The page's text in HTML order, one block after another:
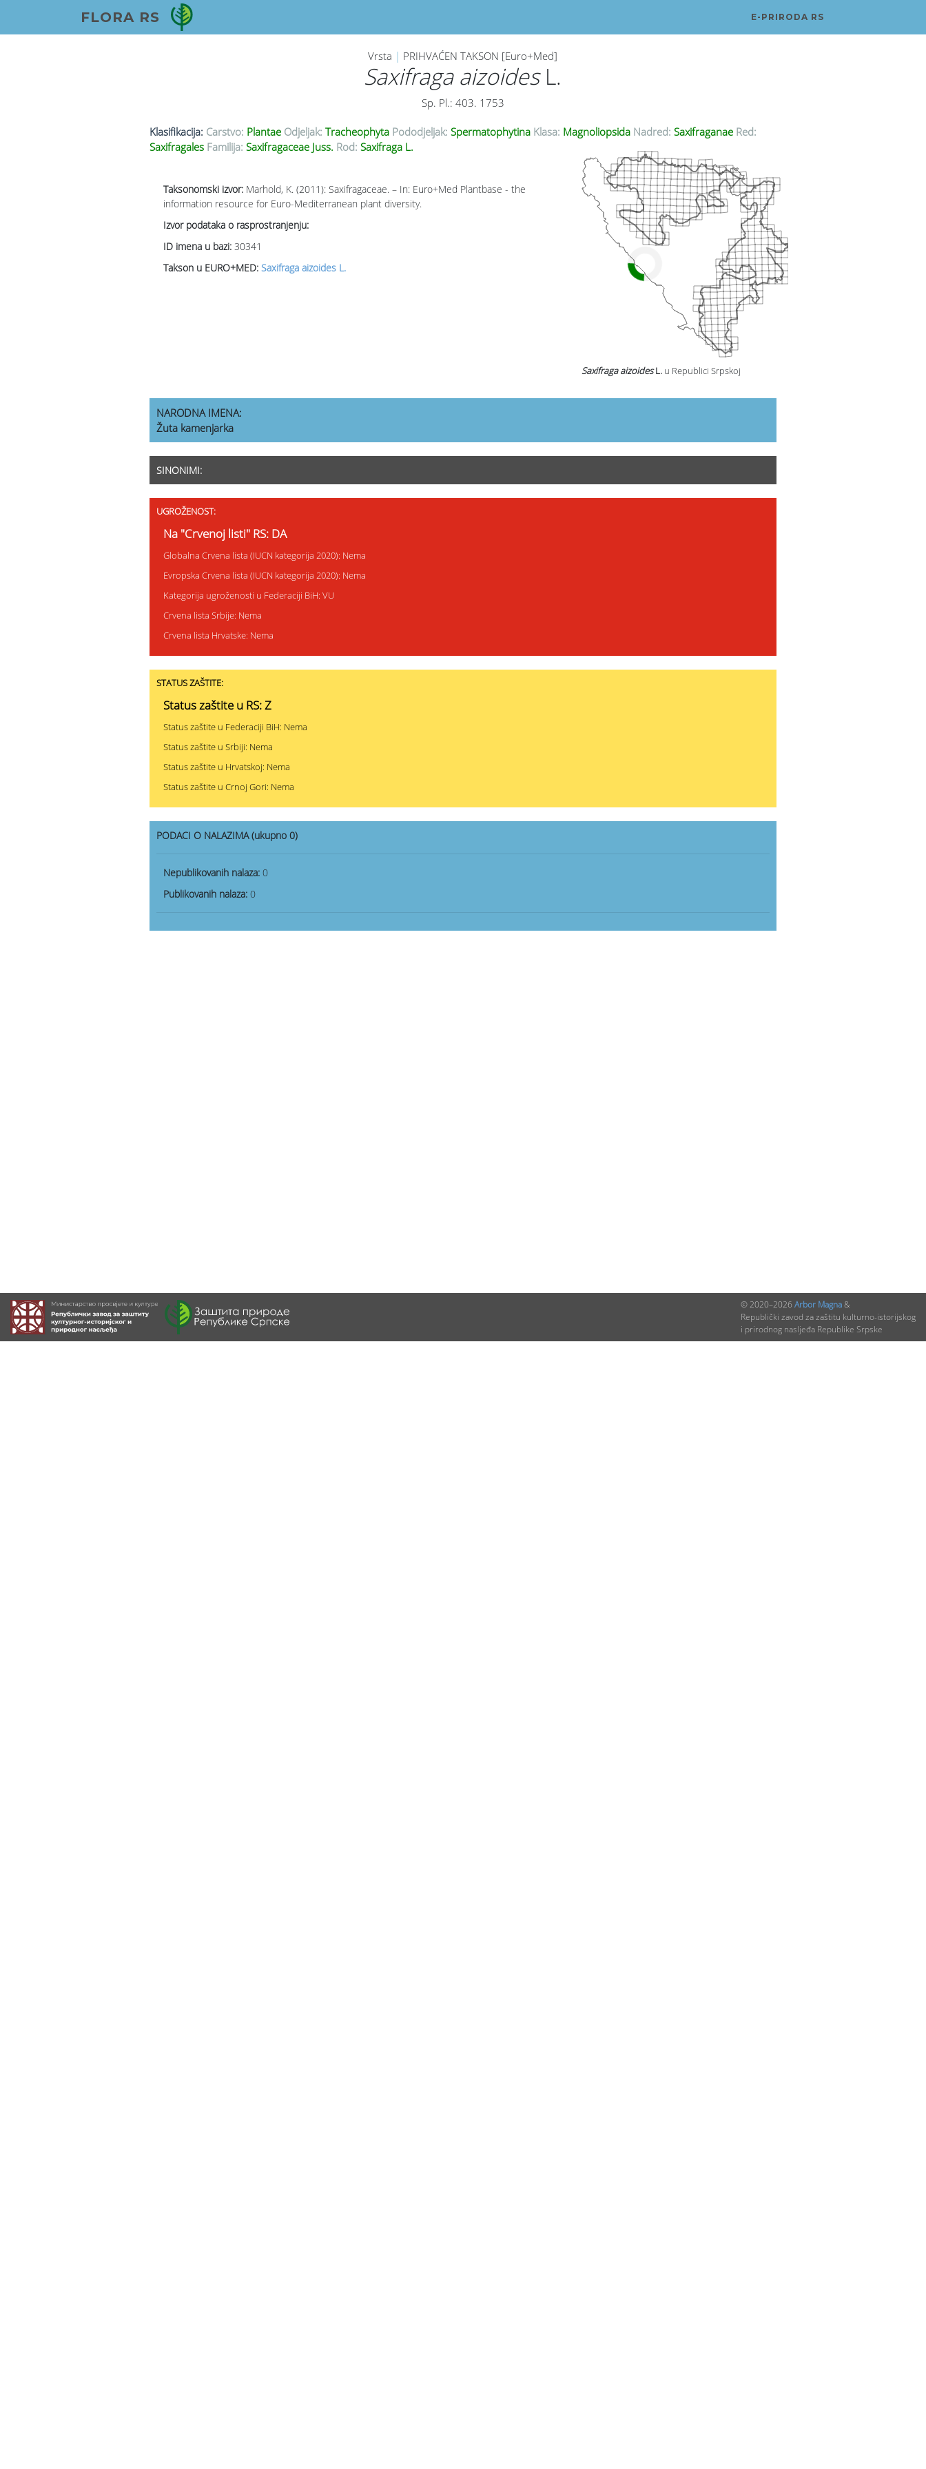
FLORA RS E-PRIRODA RS
Vrsta | PRIHVAĆEN TAKSON [Euro+Med]
Saxifraga aizoidesL.
Sp. Pl.: 403. 1753
Klasifikacija: Carstvo: Plantae Odjeljak: Tracheophyta Pododjeljak: Spermatophytina Klasa: Magnoliopsida Nadred: Saxifraganae Red:
Saxifragales Familija: Saxifragaceae Juss. Rod: Saxifraga L.
Taksonomski izvor: Marhold, K. (2011): Saxifragaceae. – In: Euro+Med Plantbase - the
information resource for Euro-Mediterranean plant diversity.
Izvor podataka o rasprostranjenju:
ID imena u bazi: 30341
Takson u EURO+MED: Saxifraga aizoides L.
Saxifraga aizoidesL. u Republici Srpskoj
NARODNA IMENA:
Žuta kamenjarka
SINONIMI:
UGROŽENOST:
Na "Crvenoj listi" RS: DA
Globalna Crvena lista (IUCN kategorija 2020): Nema
Evropska Crvena lista (IUCN kategorija 2020): Nema
Kategorija ugroženosti u Federaciji BiH: VU
Crvena lista Srbije: Nema
Crvena lista Hrvatske: Nema
STATUS ZAŠTITE:
Status zaštite u RS: Z
Status zaštite u Federaciji BiH: Nema
Status zaštite u Srbiji: Nema
Status zaštite u Hrvatskoj: Nema
Status zaštite u Crnoj Gori: Nema
PODACI O NALAZIMA (ukupno 0)
Nepublikovanih nalaza: 0
Publikovanih nalaza: 0
© 2020–2026 Arbor Magna&
Republički zavod za zaštitu kulturno-istorijskog
i prirodnog nasljeđa Republike Srpske